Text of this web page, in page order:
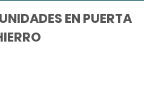
EN PUERTA